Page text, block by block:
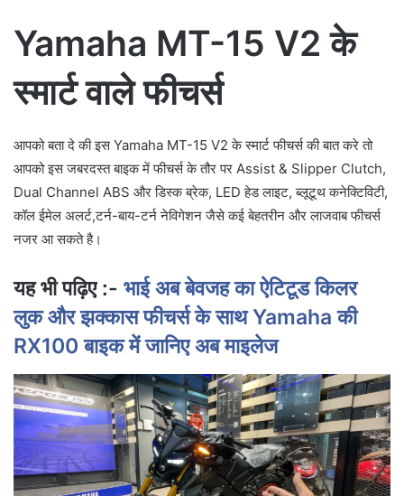
Yamaha MT-15 V2 के
स्मार्ट वाले फीचर्स
आपको बता दे की इस Yamaha MT-15 V2 के स्मार्ट फीचर्स की बात करे तो
आपको इस जबरदस्त बाइक में फीचर्स के तौर पर Assist & Slipper Clutch,
Dual Channel ABS और डिस्क ब्रेक, LED हेड लाइट, ब्लूटूथ कनेक्टिविटी,
कॉल ईमेल अलर्ट,टर्न-बाय-टर्न नेविगेशन जैसे कई बेहतरीन और लाजवाब फीचर्स
नजर आ सकते है।
यह भी पढ़िए :- भाई अब बेवजह का ऐटिटूड किलर
लुक और झक्कास फीचर्स के साथ Yamaha की
RX100 बाइक में जानिए अब माइलेज